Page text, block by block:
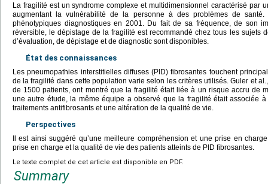
La fragilité est un syndrome complexe et multidimensionnel caractérisé par
augmentant la vulnérabilité de la personne à des problèmes de
phénotypiques diagnostiques en 2001. Du fait de sa fréquence, de son
réversible, le dépistage de la fragilité est recommandé chez tous les sujets
d’évaluation, de dépistage et de diagnostic sont disponibles.
État des connaissances
Les pneumopathies interstitielles diffuses (PID) fibrosantes touchent
de la fragilité dans cette population varie selon les critères utilisés. Guler et
de 1500 patients, ont montré que la fragilité était liée à un risque accru de
une autre étude, la même équipe a observé que la fragilité était associée
traitements antifibrosants et une altération de la qualité de vie.
Perspectives
Il est ainsi suggéré qu’une meilleure compréhension et une prise en
prise en charge et la qualité de vie des patients atteints de PID fibrosantes.
Le texte complet de cet article est disponible en PDF.
Summary